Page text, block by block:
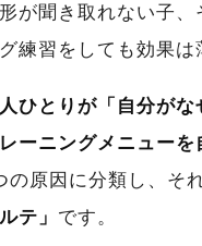
が聞き取れない子
練習をしても効果は
ひとりが「自分が
ーニングメニューを
の原因に分類し、
テ」 です。